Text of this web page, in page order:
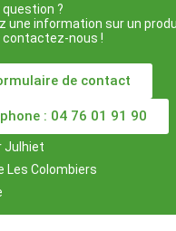
?
une information sur un
contactez-nous !
de contact
: 04 76 01 91 90
Julhiet
Les Colombiers